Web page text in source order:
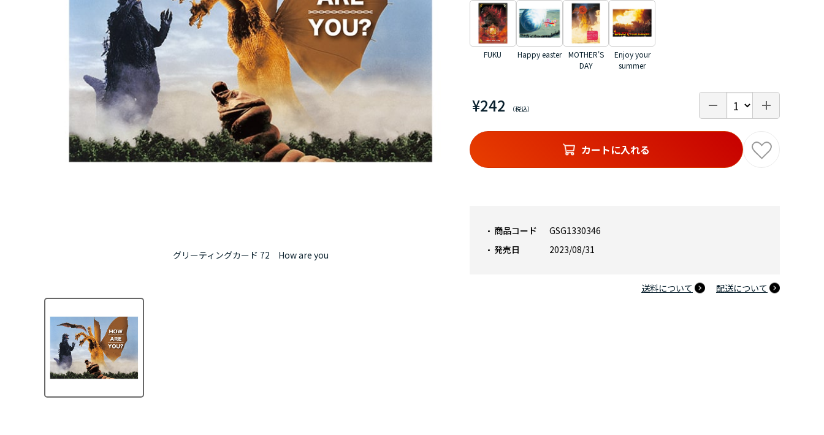
グリーティングカード 72 How are you
¥242
商品コード
GSG1330346
発売日
2023/08/31
送料について 配送について
FUKU Happy easter
MOTHER'S
DAY
Enjoy your
summer
カートに入れる